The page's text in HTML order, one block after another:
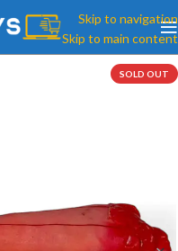
Skip to navigation
Skip to main content
SOLD OUT